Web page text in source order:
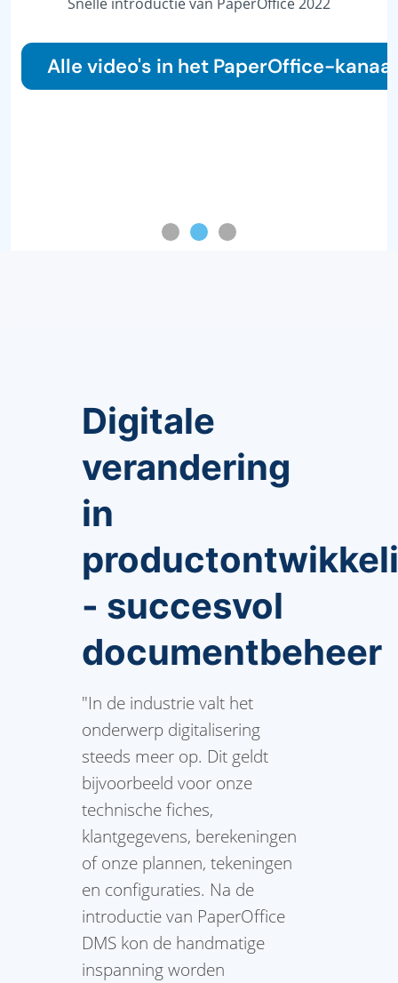
in het PaperOffice-kanaal.
Digitale
verandering
in
- succesvol
documentbeheer
"In de industrie valt het
onderwerp digitalisering
steeds meer op. Dit geldt
bijvoorbeeld voor onze
technische fiches,
klantgegevens, berekeningen
of onze plannen, tekeningen
en configuraties. Na de
introductie van PaperOffice
DMS kon de handmatige
inspanning worden